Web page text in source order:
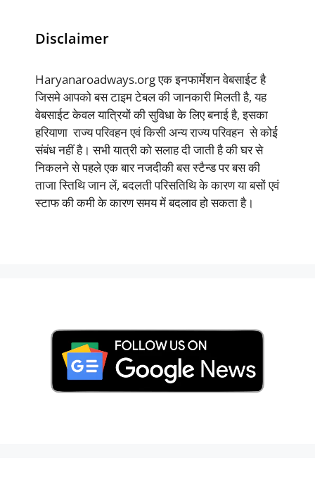
Disclaimer
Haryanaroadways.org एक इनफार्मेशन वेबसाईट है
जिसमे आपको बस टाइम टेबल की जानकारी मिलती है, यह
वेबसाईट केवल यात्रियों की सुविधा के लिए बनाई है, इसका
हरियाणा राज्य परिवहन एवं किसी अन्य राज्य परिवहन से कोई
संबंध नहीं है। सभी यात्री को सलाह दी जाती है की घर से
निकलने से पहले एक बार नजदीकी बस स्टैन्ड पर बस की
ताजा स्तिथि जान लें, बदलती परिसतिथि के कारण या बसों एवं
स्टाफ की कमी के कारण समय में बदलाव हो सकता है।